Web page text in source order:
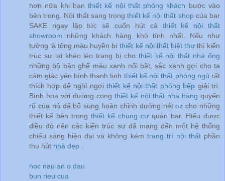
hơn nữa khi bạnthiết kế nội thất phòng khách bước vào
bên trong. Nội thất sang trọng thiết kế nội thất shop của bar
SAKE ngay lập tức sẽ cuốn hút cả thiết kế nội thất
showroom những khách hàng khó tính nhất. Nếu như
tường là tông màu huyền bíthiết kế nội thất biệt thựthì kiến
trúc sư lại khéo léo trang bị cho thiết kế nội thất nhà ống
những bộ bàn ghế màu xanh nổi bật, sắc xanh gợi cho ta
cảm giác yên bình thanh tịnh thiết kế nội thất phòng ngủ rất
thích hợp để nghỉ ngơithiết kế nội thất phòng bếp giải trí.
Bình hoa với đường cong thiết kế nội thất nhà hàng quyến
rũ của nó đã bổ sung hoàn chỉnh đường nétoz cho những
thiết kế bên trong thiết kế chung cư quán bar. Hiểu được
điều đó nên các kiến trúc sư đã mang đến một hệ thống
chiếu sáng hiện đại và không kém trang trí nội thấtphần
thu hút nhà đẹp
hoc nau an o dau
bun rieu cua